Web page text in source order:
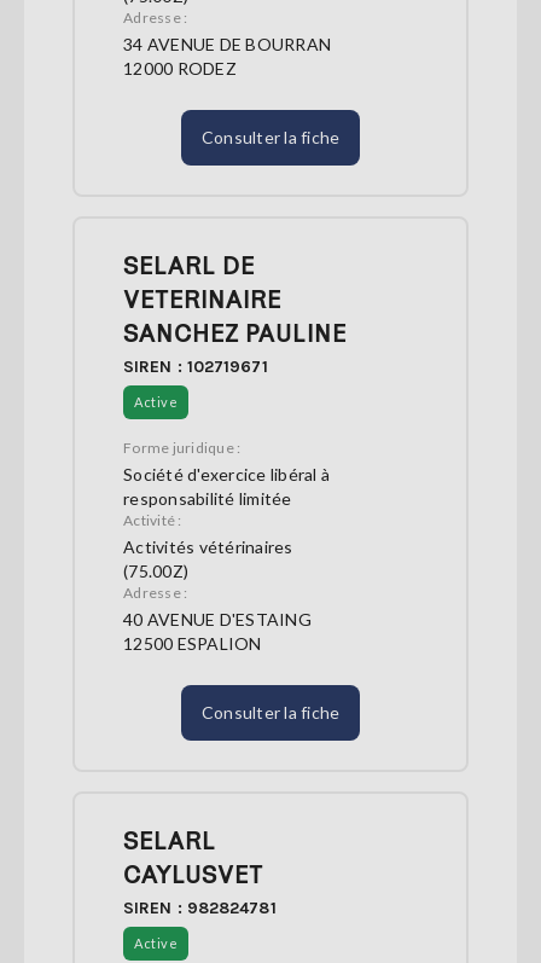
Adresse :
34 AVENUE DE BOURRAN
12000 RODEZ
Consulter la fiche
SELARL DE
VETERINAIRE
SANCHEZ PAULINE
SIREN : 102719671
Active
Forme juridique :
Société d'exercice libéral à
responsabilité limitée
Activité :
Activités vétérinaires
(75.00Z)
Adresse :
40 AVENUE D'ESTAING
12500 ESPALION
Consulter la fiche
SELARL
CAYLUSVET
SIREN : 982824781
Active